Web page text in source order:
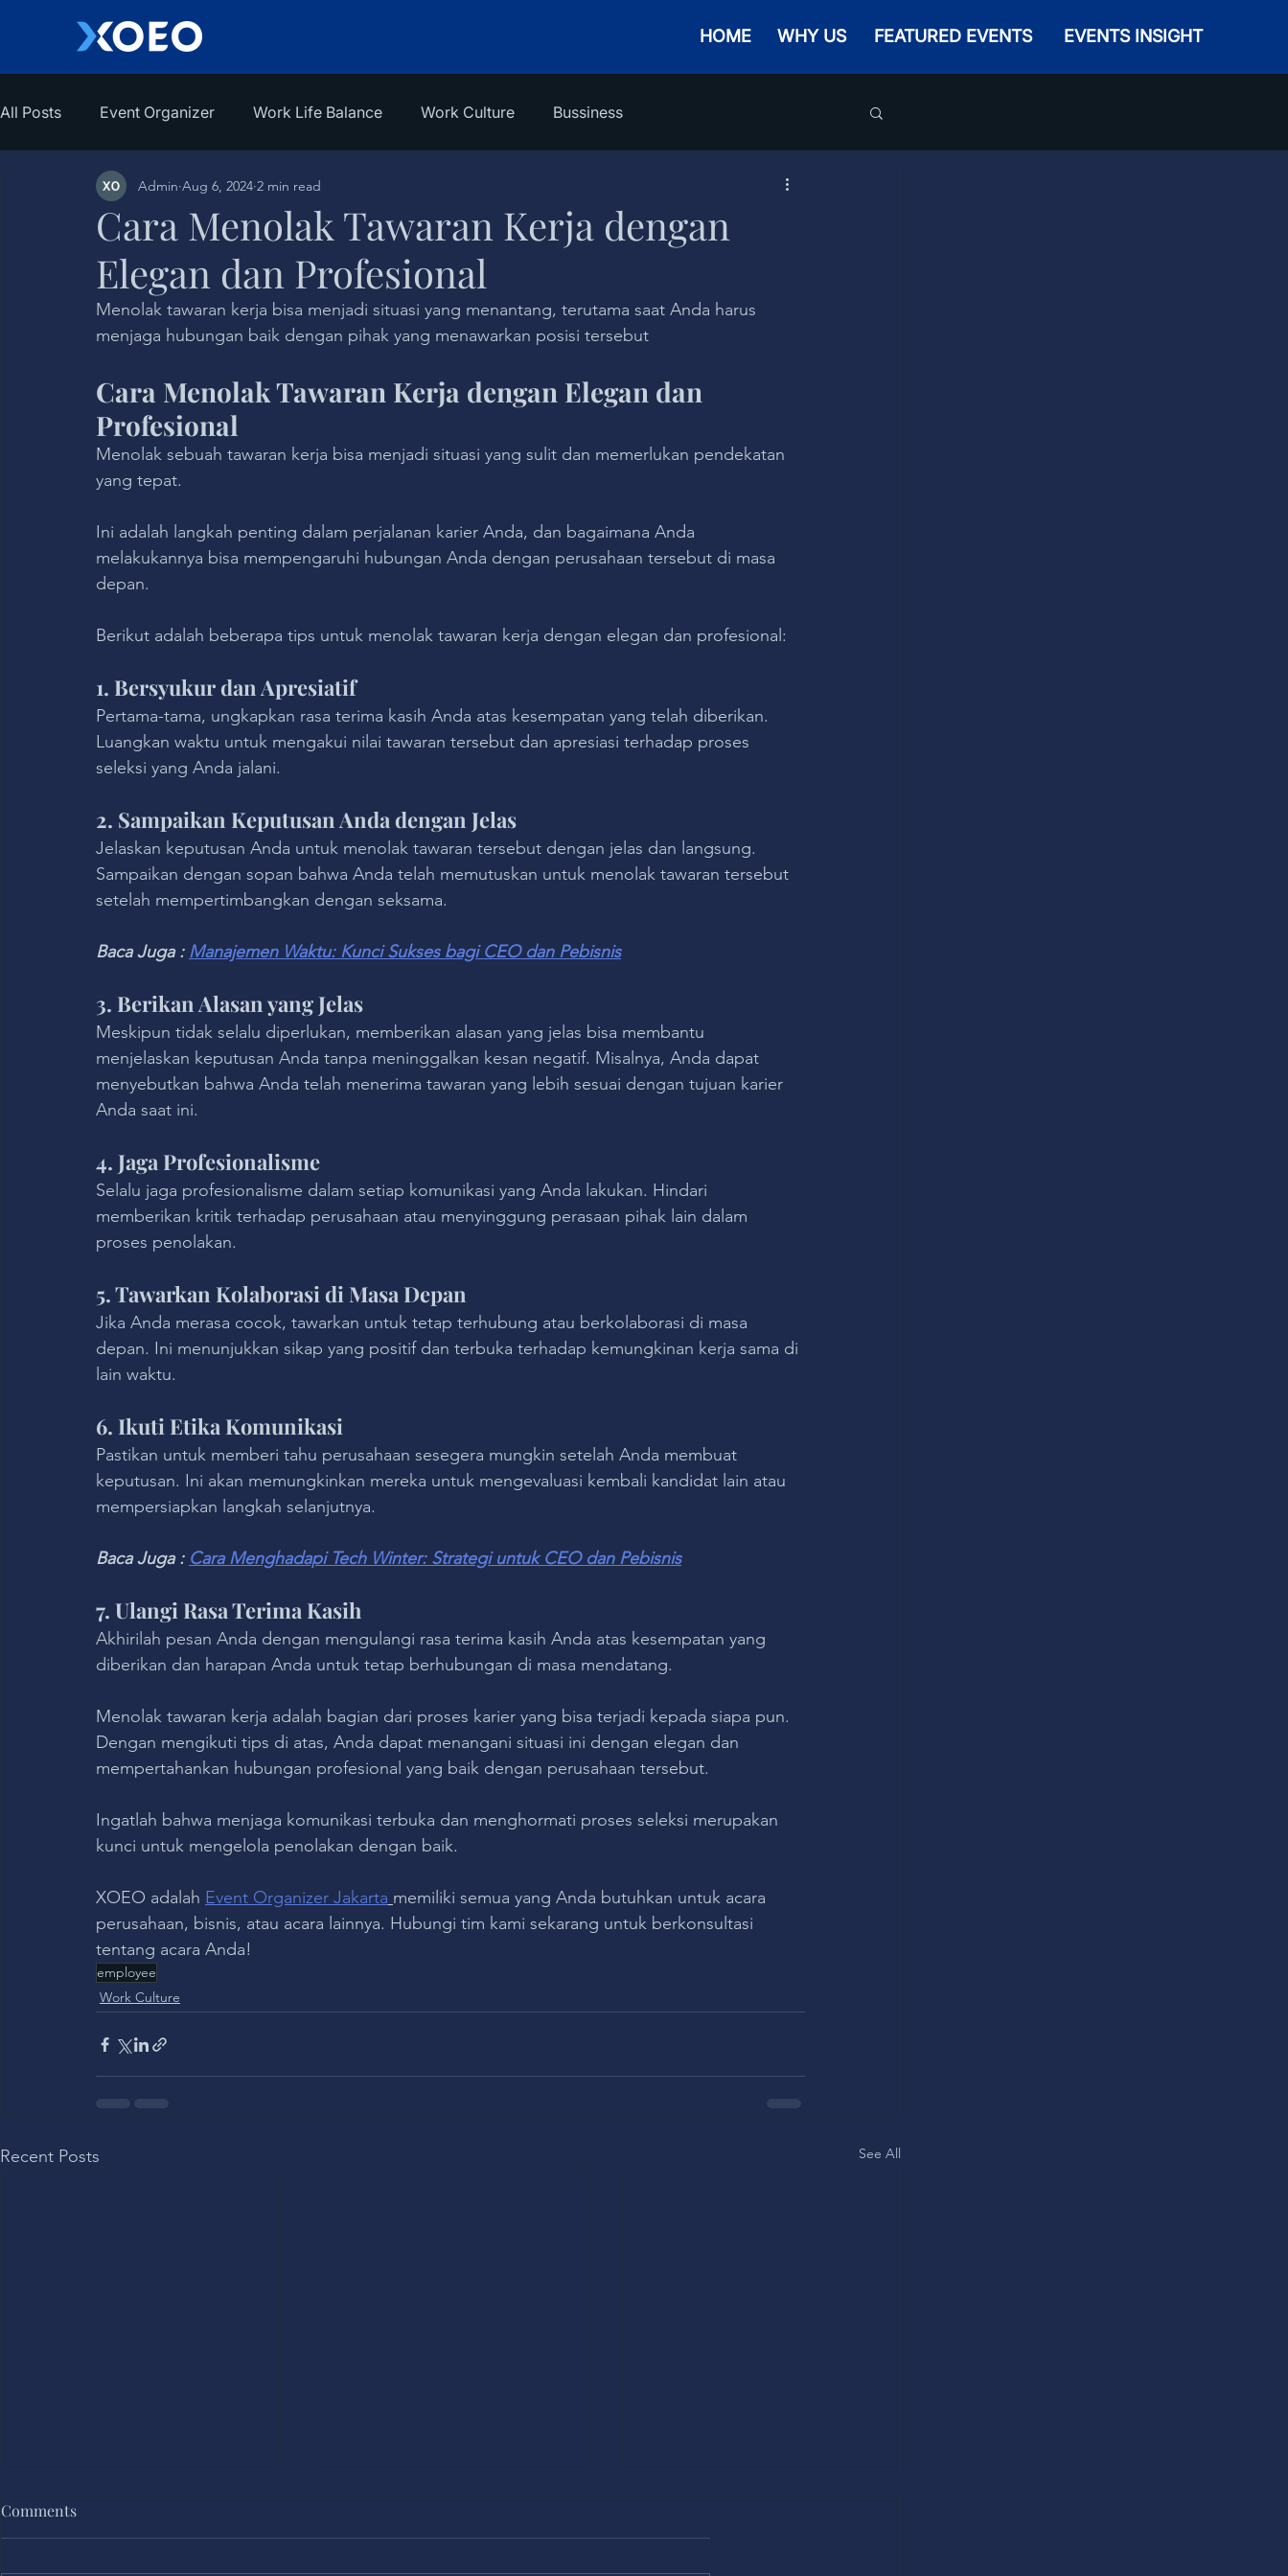
HOME WHY US FEATURED EVENTS EVENTS INSIGHT
All Posts Event Organizer Work Life Balance Work Culture Bussiness
Cara Menolak Tawaran Kerja dengan
Elegan dan Profesional
Admin Aug 6, 2024 2 min read
Menolak tawaran kerja bisa menjadi situasi yang menantang, terutama saat Anda harus
menjaga hubungan baik dengan pihak yang menawarkan posisi tersebut
Cara Menolak Tawaran Kerja dengan Elegan dan
Profesional
Menolak sebuah tawaran kerja bisa menjadi situasi yang sulit dan memerlukan pendekatan
yang tepat.
Ini adalah langkah penting dalam perjalanan karier Anda, dan bagaimana Anda
melakukannya bisa mempengaruhi hubungan Anda dengan perusahaan tersebut di masa
depan.
Berikut adalah beberapa tips untuk menolak tawaran kerja dengan elegan dan profesional:
1. Bersyukur dan Apresiatif
Pertama-tama, ungkapkan rasa terima kasih Anda atas kesempatan yang telah diberikan.
Luangkan waktu untuk mengakui nilai tawaran tersebut dan apresiasi terhadap proses
seleksi yang Anda jalani.
2. Sampaikan Keputusan Anda dengan Jelas
Jelaskan keputusan Anda untuk menolak tawaran tersebut dengan jelas dan langsung.
Sampaikan dengan sopan bahwa Anda telah memutuskan untuk menolak tawaran tersebut
setelah mempertimbangkan dengan seksama.
Baca Juga : Manajemen Waktu: Kunci Sukses bagi CEO dan Pebisnis
3. Berikan Alasan yang Jelas
Meskipun tidak selalu diperlukan, memberikan alasan yang jelas bisa membantu
menjelaskan keputusan Anda tanpa meninggalkan kesan negatif. Misalnya, Anda dapat
menyebutkan bahwa Anda telah menerima tawaran yang lebih sesuai dengan tujuan karier
Anda saat ini.
4. Jaga Profesionalisme
Selalu jaga profesionalisme dalam setiap komunikasi yang Anda lakukan. Hindari
memberikan kritik terhadap perusahaan atau menyinggung perasaan pihak lain dalam
proses penolakan.
5. Tawarkan Kolaborasi di Masa Depan
Jika Anda merasa cocok, tawarkan untuk tetap terhubung atau berkolaborasi di masa
depan. Ini menunjukkan sikap yang positif dan terbuka terhadap kemungkinan kerja sama di
lain waktu.
6. Ikuti Etika Komunikasi
Pastikan untuk memberi tahu perusahaan sesegera mungkin setelah Anda membuat
keputusan. Ini akan memungkinkan mereka untuk mengevaluasi kembali kandidat lain atau
mempersiapkan langkah selanjutnya.
Baca Juga : Cara Menghadapi Tech Winter: Strategi untuk CEO dan Pebisnis
7. Ulangi Rasa Terima Kasih
Akhirilah pesan Anda dengan mengulangi rasa terima kasih Anda atas kesempatan yang
diberikan dan harapan Anda untuk tetap berhubungan di masa mendatang.
Menolak tawaran kerja adalah bagian dari proses karier yang bisa terjadi kepada siapa pun.
Dengan mengikuti tips di atas, Anda dapat menangani situasi ini dengan elegan dan
mempertahankan hubungan profesional yang baik dengan perusahaan tersebut.
Ingatlah bahwa menjaga komunikasi terbuka dan menghormati proses seleksi merupakan
kunci untuk mengelola penolakan dengan baik.
XOEO adalah Event Organizer Jakarta memiliki semua yang Anda butuhkan untuk acara
perusahaan, bisnis, atau acara lainnya. Hubungi tim kami sekarang untuk berkonsultasi
tentang acara Anda!
employee
Work Culture
Recent Posts See All
Comments